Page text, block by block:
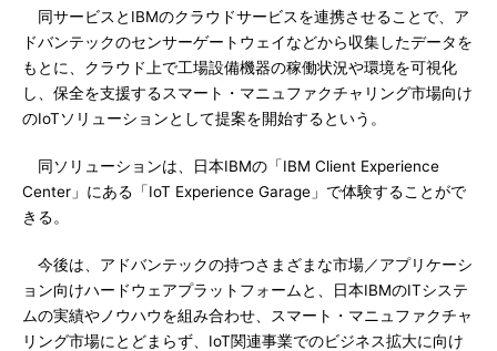
同サービスとIBMのクラウドサービスを連携させることで、ア
ドバンテックのセンサーゲートウェイなどから収集したデータを
もとに、クラウド上で工場設備機器の稼働状況や環境を可視化
し、保全を支援するスマート・マニュファクチャリング市場向け
のIoTソリューションとして提案を開始するという。
同ソリューションは、日本IBMの「IBM Client Experience
Center」にある「IoT Experience Garage」で体験することがで
きる。
今後は、アドバンテックの持つさまざまな市場／アプリケーシ
ョン向けハードウェアプラットフォームと、日本IBMのITシステ
ムの実績やノウハウを組み合わせ、スマート・マニュファクチャ
リング市場にとどまらず、IoT関連事業でのビジネス拡大に向け